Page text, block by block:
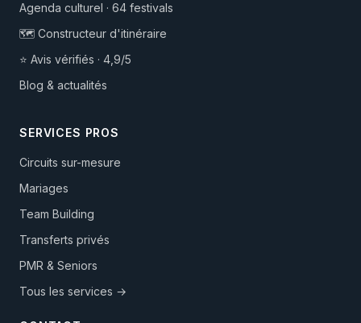
Agenda culturel · 64 festivals
🗺️ Constructeur d'itinéraire
⭐ Avis vérifiés · 4,9/5
Blog & actualités
SERVICES PROS
Circuits sur-mesure
Mariages
Team Building
Transferts privés
PMR & Seniors
Tous les services →